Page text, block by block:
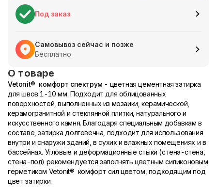
Под заказ
Самовывоз сейчас и позже
Бесплатно
О товаре
Vetonit® комфорт спектрум - цветная цементная затирка
для швов 1-10 мм. Подходит для облицованных
поверхностей, выполненных из мозаики, керамической,
керамогранитной и стеклянной плитки, натурального и
искусственного камня. Благодаря специальным добавкам в
составе, затирка долговечна, подходит для использования
внутри и снаружи зданий, в сухих и влажных помещениях и в
бассейнах. Угловые и деформационные стыки (стена-стена,
стена-пол) рекомендуется заполнять цветным силиконовым
герметиком Vetonit® комфорт сил цветом, подходящим под
цвет затирки.